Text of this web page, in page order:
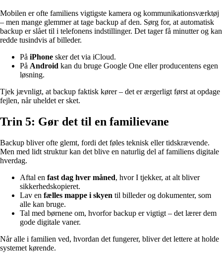
Mobilen er ofte familiens vigtigste kamera og kommunikationsværktøj
– men mange glemmer at tage backup af den. Sørg for, at automatisk
backup er slået til i telefonens indstillinger. Det tager få minutter og kan
redde tusindvis af billeder.
På iPhone sker det via iCloud.
På Android kan du bruge Google One eller producentens egen
løsning.
Tjek jævnligt, at backup faktisk kører – det er ærgerligt først at opdage
fejlen, når uheldet er sket.
Trin 5: Gør det til en familievane
Backup bliver ofte glemt, fordi det føles teknisk eller tidskrævende.
Men med lidt struktur kan det blive en naturlig del af familiens digitale
hverdag.
Aftal en fast dag hver måned, hvor I tjekker, at alt bliver
sikkerhedskopieret.
Lav en fælles mappe i skyen til billeder og dokumenter, som
alle kan bruge.
Tal med børnene om, hvorfor backup er vigtigt – det lærer dem
gode digitale vaner.
Når alle i familien ved, hvordan det fungerer, bliver det lettere at holde
systemet kørende.